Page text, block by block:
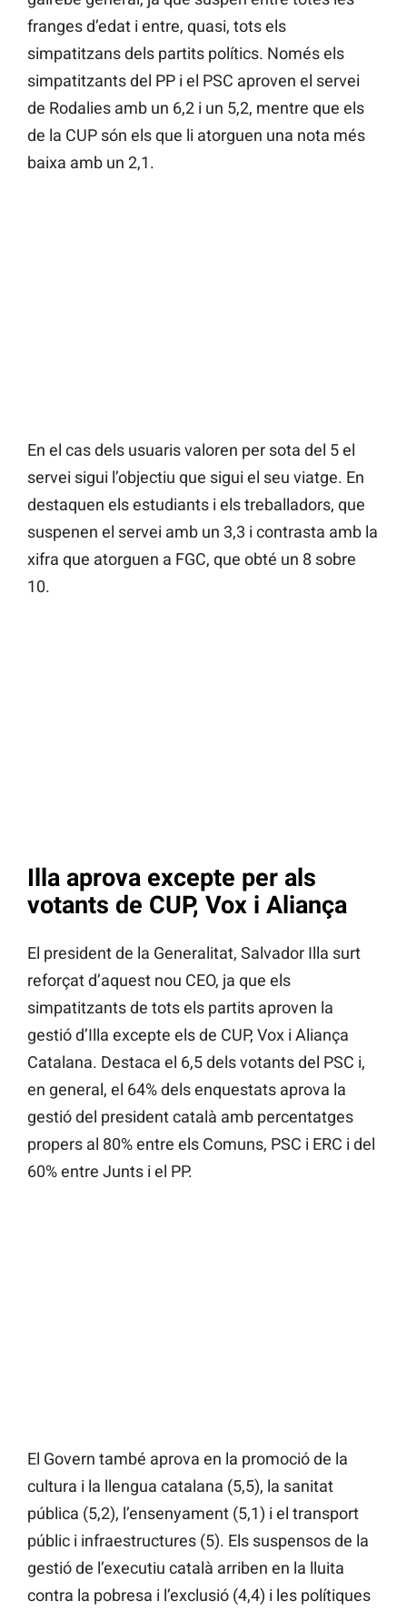
franges d’edat i entre, quasi, tots els
simpatitzans dels partits polítics. Només els
simpatitzants del PP i el PSC aproven el servei
de Rodalies amb un 6,2 i un 5,2, mentre que els
de la CUP són els que li atorguen una nota més
baixa amb un 2,1.
En el cas dels usuaris valoren per sota del 5 el
servei sigui l’objectiu que sigui el seu viatge. En
destaquen els estudiants i els treballadors, que
suspenen el servei amb un 3,3 i contrasta amb la
xifra que atorguen a FGC, que obté un 8 sobre
10.
Illa aprova excepte per als
votants de CUP, Vox i Aliança
El president de la Generalitat, Salvador Illa surt
reforçat d’aquest nou CEO, ja que els
simpatitzants de tots els partits aproven la
gestió d’Illa excepte els de CUP, Vox i Aliança
Catalana. Destaca el 6,5 dels votants del PSC i,
en general, el 64% dels enquestats aprova la
gestió del president català amb percentatges
propers al 80% entre els Comuns, PSC i ERC i del
60% entre Junts i el PP.
El Govern també aprova en la promoció de la
cultura i la llengua catalana (5,5), la sanitat
pública (5,2), l’ensenyament (5,1) i el transport
públic i infraestructures (5). Els suspensos de la
gestió de l’executiu català arriben en la lluita
contra la pobresa i l’exclusió (4,4) i les polítiques